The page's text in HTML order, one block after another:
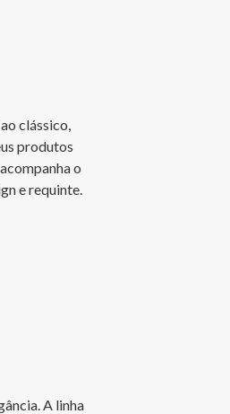
clássico,
produtos
o
e requinte.
A linha